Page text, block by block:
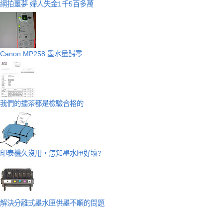
網拍噩夢 婦人失金1千5百多萬
Canon MP258 墨水量歸零
我們的擂茶都是檢驗合格的
印表機久沒用，怎知墨水匣好壞?
解決分離式墨水匣供墨不順的問題